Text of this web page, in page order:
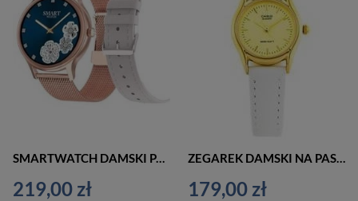
SMARTWATCH DAMSKI PACIFIC 18-2 - BRANSOLETA + PASEK: Rosegold / Biały (sy015b)
219,00 zł 179,00 zł